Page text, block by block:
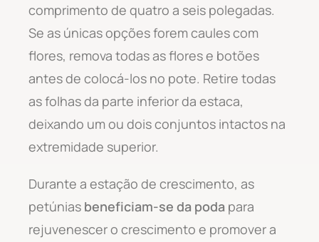
comprimento de quatro a seis polegadas.
Se as únicas opções forem caules com
flores, remova todas as flores e botões
antes de colocá-los no pote. Retire todas
as folhas da parte inferior da estaca,
deixando um ou dois conjuntos intactos na
extremidade superior.
Durante a estação de crescimento, as
petúnias beneficiam-se da poda para
rejuvenescer o crescimento e promover a